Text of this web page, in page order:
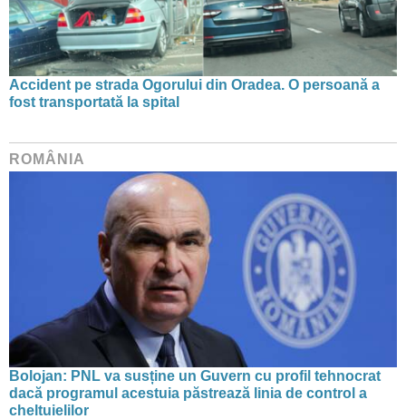
Accident pe strada Ogorului din Oradea. O persoană a
fost transportată la spital
ROMÂNIA
Bolojan: PNL va susține un Guvern cu profil tehnocrat
dacă programul acestuia păstrează linia de control a
cheltuielilor